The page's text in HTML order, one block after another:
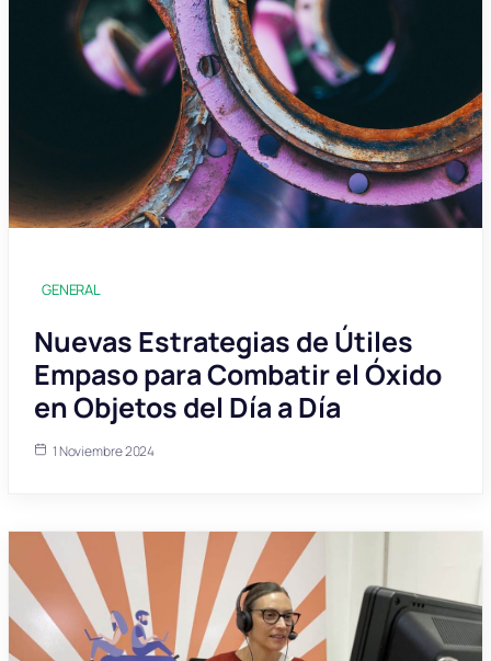
GENERAL
Nuevas Estrategias de Útiles
Empaso para Combatir el Óxido
en Objetos del Día a Día
1 Noviembre 2024